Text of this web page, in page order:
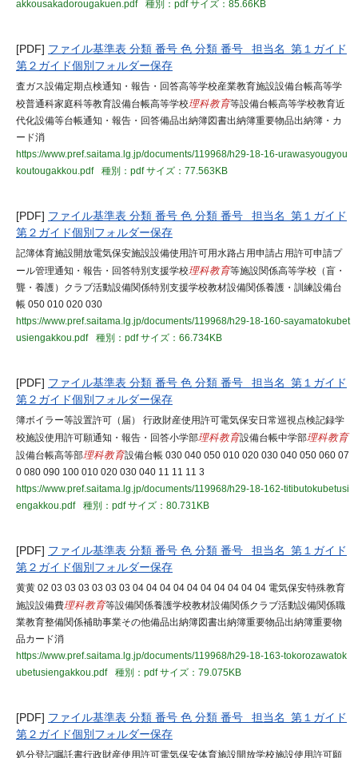
akkousakadorougakuen.pdf
種別：pdfサイズ：85.66KB
[PDF] ファイル基準表 分類 番号 色 分類 番号 担当名 第１ガイド
第２ガイド個別フォルダー保存
査ガス設備定期点検通知・報告・回答高等学校産業教育施設設備台帳高等学
校普通科家庭科等教育設備台帳高等学校理科教育等設備台帳高等学校教育近
代化設備等台帳通知・報告・回答備品出納簿図書出納簿重要物品出納簿・カ
ード消
https://www.pref.saitama.lg.jp/documents/119968/h29-18-16-urawasyougyou
koutougakkou.pdf
種別：pdfサイズ：77.563KB
[PDF] ファイル基準表 分類 番号 色 分類 番号 担当名 第１ガイド
第２ガイド個別フォルダー保存
記簿体育施設開放電気保安施設設備使用許可用水路占用申請占用許可申請プ
ール管理通知・報告・回答特別支援学校理科教育等施設関係高等学校（盲・
聾・養護）クラブ活動設備関係特別支援学校教材設備関係養護・訓練設備台
帳 050 010 020 030
https://www.pref.saitama.lg.jp/documents/119968/h29-18-160-sayamatokubet
usiengakkou.pdf
種別：pdfサイズ：66.734KB
[PDF] ファイル基準表 分類 番号 色 分類 番号 担当名 第１ガイド
第２ガイド個別フォルダー保存
簿ボイラー等設置許可（届） 行政財産使用許可電気保安日常巡視点検記録学
校施設使用許可願通知・報告・回答小学部理科教育設備台帳中学部理科教育
設備台帳高等部理科教育設備台帳 030 040 050 010 020 030 040 050 060 07
0 080 090 100 010 020 030 040 11 11 11 3
https://www.pref.saitama.lg.jp/documents/119968/h29-18-162-titibutokubetusi
engakkou.pdf
種別：pdfサイズ：80.731KB
[PDF] ファイル基準表 分類 番号 色 分類 番号 担当名 第１ガイド
第２ガイド個別フォルダー保存
黄黄 02 03 03 03 03 03 03 04 04 04 04 04 04 04 04 04 04 電気保安特殊教育
施設設備費理科教育等設備関係養護学校教材設備関係クラブ活動設備関係職
業教育整備関係補助事業その他備品出納簿図書出納簿重要物品出納簿重要物
品カード消
https://www.pref.saitama.lg.jp/documents/119968/h29-18-163-tokorozawatok
ubetusiengakkou.pdf
種別：pdfサイズ：79.075KB
[PDF] ファイル基準表 分類 番号 色 分類 番号 担当名 第１ガイド
第２ガイド個別フォルダー保存
処分登記嘱託書行政財産使用許可電気保安体育施設開放学校施設使用許可願